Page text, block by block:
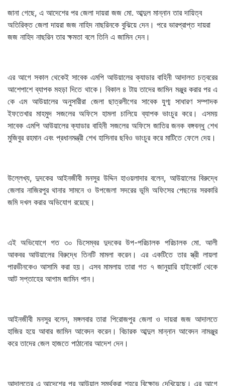
জানা গেছে, এ আদেশের পর জেলা দায়রা জজ মো. আব্দুল মান্নান তার দায়িত্ব
অতিরিক্ত জেলা দায়রা জজ নাহিদ নাছরিনকে বুঝিয়ে দেন। পরে ভারপ্রাপ্ত দায়রা
জজ নাহিদ নাছরিন তার ক্ষমতা বলে তিনি এ জামিন দেন।
এর আগে সকাল থেকেই সাবেক এমপি আউয়ালের ক্যাডার বাহিনী আদালত চত্বরের
আশেপাশে ব্যাপক মহড়া দিতে থাকে। বিকাল ৪ টায় তাদের জামিন মঞ্জুর করার পর এ
কে এম আউয়ালের অনুসারীরা জেলা ছাত্রলীগের সাবেক যুগ্ম সাধারণ সম্পাদক
ইফতেখার মাহমুদ সজলের অফিসে হামলা চালিয়ে ব্যাপক ভাংচুর করে। এসময়
সাবেক এমপি আউয়ালের ক্যাডার বাহিনী সজলের অফিসে জাতির জনক বঙ্গবন্ধু শেখ
মুজিবুর রহমান এবং প্রধানমন্ত্রী শেখ হাসিনার ছবিও ভাংচুর করে মাটিতে ফেলে দেয়।
উল্লেখ্য, দুদকের আইনজীবী মনসুর উদ্দিন হাওয়লাদার বলেন, আউয়ালের বিরুদ্ধে
জেলার নাজিরপুর থানার সামনে ও উপজেলা সদরের ভূমি অফিসের পেছনের সরকারি
জমি দখল করার অভিযোগ রয়েছে।
এই অভিযোগে গত ৩০ ডিসেম্বর দুদকের উপ-পরিচালক পরিচালক মো. আলী
আকবর আউয়ালের বিরুদ্ধে তিনটি মামলা করেন। এর একটিতে তার স্ত্রী লায়লা
পারভীনকেও আসামি করা হয়। এসব মামলায় তারা গত ৭ জানুয়ারি হাইকোর্ট থেকে
আট সপ্তাহের আগাম জামিন পান।
আইনজীবী মনসুর বলেন, মঙ্গলবার তারা পিরোজপুর জেলা ও দায়রা জজ আদালতে
হাজির হয়ে আবার জামিন আবেদন করেন। বিচারক আব্দুল মান্নান আবেদন নামঞ্জুর
করে তাদের জেল হাজতে পাঠানোর আদেশ দেন।
আদালতের এ আদেশের পর আউয়াল সমর্থকরা শহরে বিক্ষোভ দেখিয়েছে। এর আগে